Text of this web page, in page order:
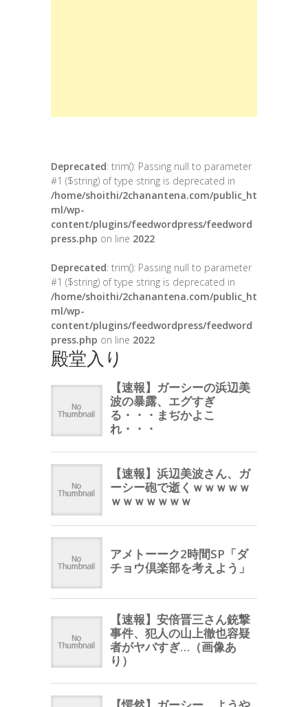
Deprecated: trim(): Passing null to parameter
#1 ($string) of type string is deprecated in
/home/shoithi/2chanantena.com/public_ht
ml/wp-
content/plugins/feedwordpress/feedword
press.php on line 2022
Deprecated: trim(): Passing null to parameter
#1 ($string) of type string is deprecated in
/home/shoithi/2chanantena.com/public_ht
ml/wp-
content/plugins/feedwordpress/feedword
press.php on line 2022
殿堂入り